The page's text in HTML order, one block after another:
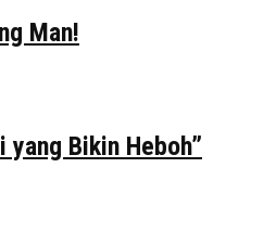
Man!
yang Bikin Heboh”